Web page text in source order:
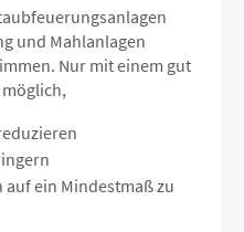
und Mahlanlagen
Nur mit einem gut
ein Mindestmaß zu